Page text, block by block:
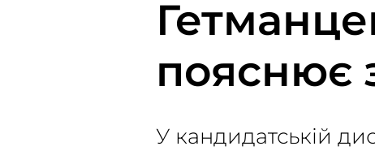
пояснює
У кандидатській